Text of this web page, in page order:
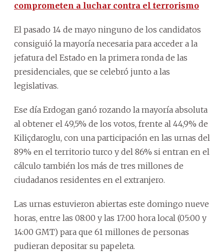
comprometen a luchar contra el terrorismo
El pasado 14 de mayo ninguno de los candidatos
consiguió la mayoría necesaria para acceder a la
jefatura del Estado en la primera ronda de las
presidenciales, que se celebró junto a las
legislativas.
Ese día Erdogan ganó rozando la mayoría absoluta
al obtener el 49,5% de los votos, frente al 44,9% de
Kiliçdaroglu, con una participación en las urnas del
89% en el territorio turco y del 86% si entran en el
cálculo también los más de tres millones de
ciudadanos residentes en el extranjero.
Las urnas estuvieron abiertas este domingo nueve
horas, entre las 08:00 y las 17:00 hora local (05:00 y
14:00 GMT) para que 61 millones de personas
pudieran depositar su papeleta.